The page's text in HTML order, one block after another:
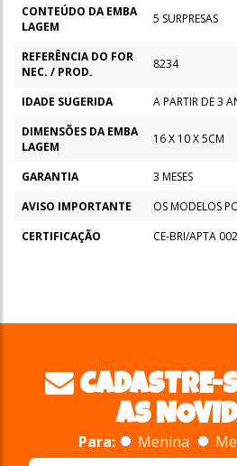
CONTEÚDO DA EMBA
LAGEM
5 SURPRESAS
REFERÊNCIA DO FOR
NEC. / PROD.
8234
IDADE SUGERIDA
A PARTIR DE 3
DIMENSÕES DA EMBA
LAGEM
16 X 10 X 5CM
GARANTIA
3 MESES
AVISO IMPORTANTE
OS MODELOS
CERTIFICAÇÃO
CE-BRI/APTA
CADASTRE-
AS
Para: Menina